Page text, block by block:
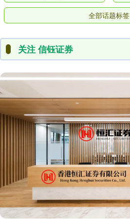
全部话题标签
关注 信钰证券